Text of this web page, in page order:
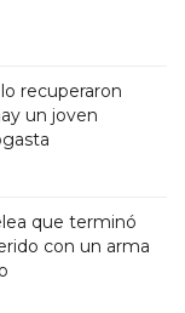
recuperaron
un joven
que terminó
con un arma